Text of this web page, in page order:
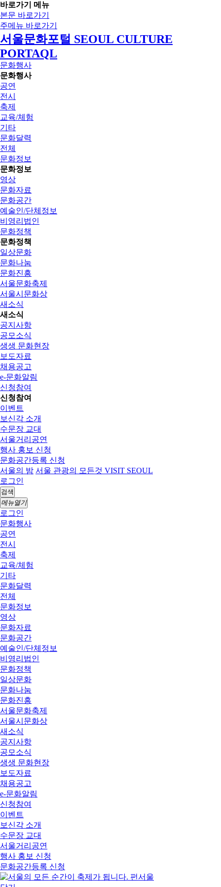
바로가기 메뉴
본문 바로가기
주메뉴 바로가기
서울문화포털 SEOUL CULTURE
PORTAQL
문화행사
문화행사
공연
전시
축제
교육/체험
기타
문화달력
전체
문화정보
문화정보
영상
문화자료
문화공간
예술인/단체정보
비영리법인
문화정책
문화정책
일상문화
문화나눔
문화진흥
서울문화축제
서울시문화상
새소식
새소식
공지사항
공모소식
생생 문화현장
보도자료
채용공고
e-문화알림
신청참여
신청참여
이벤트
보신각 소개
수문장 교대
서울거리공연
행사 홍보 신청
문화공간등록 신청
서울의 밤 서울 관광의 모든것 VISIT SEOUL
로그인
검색
메뉴열기
로그인
문화행사
공연
전시
축제
교육/체험
기타
문화달력
전체
문화정보
영상
문화자료
문화공간
예술인/단체정보
비영리법인
문화정책
일상문화
문화나눔
문화진흥
서울문화축제
서울시문화상
새소식
공지사항
공모소식
생생 문화현장
보도자료
채용공고
e-문화알림
신청참여
이벤트
보신각 소개
수문장 교대
서울거리공연
행사 홍보 신청
문화공간등록 신청